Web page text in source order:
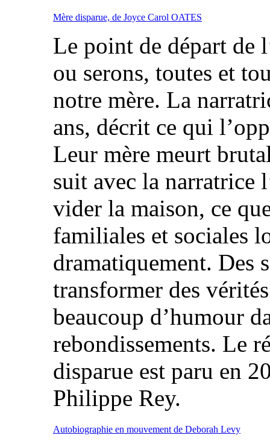
Mère disparue, de Joyce Carol OATES
Le point de départ de
ou serons, toutes et
notre mère. La
ans, décrit ce qui
Leur mère meurt
suit avec la narratrice
vider la maison, ce
familiales et sociales
dramatiquement. Des
transformer des
beaucoup d’humour
rebondissements. Le
disparue est paru en
Philippe Rey.
Autobiographie en mouvement de Deborah Levy